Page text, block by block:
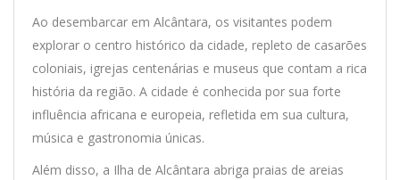
Ao desembarcar em Alcântara, os visitantes podem
explorar o centro histórico da cidade, repleto de casarões
coloniais, igrejas centenárias e museus que contam a rica
história da região. A cidade é conhecida por sua forte
influência africana e europeia, refletida em sua cultura,
música e gastronomia únicas.
Além disso, a Ilha de Alcântara abriga praias de areias